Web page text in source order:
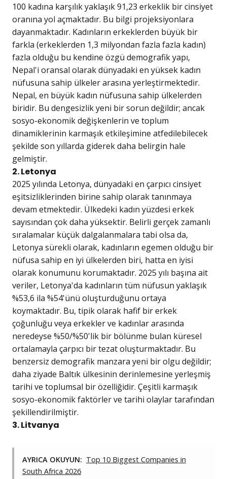
100 kadına karşılık yaklaşık 91,23 erkeklik bir cinsiyet
oranına yol açmaktadır. Bu bilgi projeksiyonlara
dayanmaktadır. Kadınların erkeklerden büyük bir
farkla (erkeklerden 1,3 milyondan fazla fazla kadın)
fazla olduğu bu kendine özgü demografik yapı,
Nepal'i oransal olarak dünyadaki en yüksek kadın
nüfusuna sahip ülkeler arasına yerleştirmektedir.
Nepal, en büyük kadın nüfusuna sahip ülkelerden
biridir. Bu dengesizlik yeni bir sorun değildir; ancak
sosyo-ekonomik değişkenlerin ve toplum
dinamiklerinin karmaşık etkileşimine atfedilebilecek
şekilde son yıllarda giderek daha belirgin hale
gelmiştir.
2. Letonya
2025 yılında Letonya, dünyadaki en çarpıcı cinsiyet
eşitsizliklerinden birine sahip olarak tanınmaya
devam etmektedir. Ülkedeki kadın yüzdesi erkek
sayısından çok daha yüksektir. Belirli gerçek zamanlı
sıralamalar küçük dalgalanmalara tabi olsa da,
Letonya sürekli olarak, kadınların egemen olduğu bir
nüfusa sahip en iyi ülkelerden biri, hatta en iyisi
olarak konumunu korumaktadır. 2025 yılı başına ait
veriler, Letonya'da kadınların tüm nüfusun yaklaşık
%53,6 ila %54'ünü oluşturduğunu ortaya
koymaktadır. Bu, tipik olarak hafif bir erkek
çoğunluğu veya erkekler ve kadınlar arasında
neredeyse %50/%50'lik bir bölünme bulan küresel
ortalamayla çarpıcı bir tezat oluşturmaktadır. Bu
benzersiz demografik manzara yeni bir olgu değildir;
daha ziyade Baltık ülkesinin derinlemesine yerleşmiş
tarihi ve toplumsal bir özelliğidir. Çeşitli karmaşık
sosyo-ekonomik faktörler ve tarihi olaylar tarafından
şekillendirilmiştir.
3. Litvanya
AYRICA OKUYUN: Top 10 Biggest Companies in
South Africa 2026